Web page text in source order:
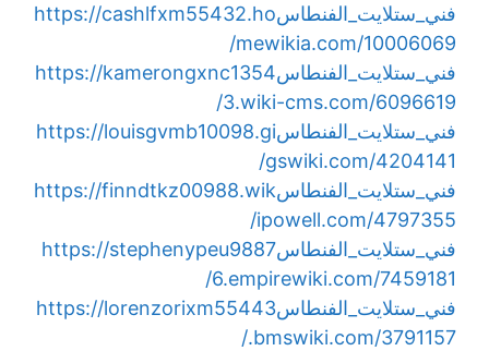
فني_ستلايت_الفنطاسhttps://cashlfxm55432.ho
mewikia.com/10006069/
فني_ستلايت_الفنطاسhttps://kamerongxnc1354
3.wiki-cms.com/6096619/
فني_ستلايت_الفنطاسhttps://louisgvmb10098.gi
gswiki.com/4204141/
فني_ستلايت_الفنطاسhttps://finndtkz00988.wik
ipowell.com/4797355/
فني_ستلايت_الفنطاسhttps://stephenypeu9887
6.empirewiki.com/7459181/
فني_ستلايت_الفنطاسhttps://lorenzorixm55443
.bmswiki.com/3791157/